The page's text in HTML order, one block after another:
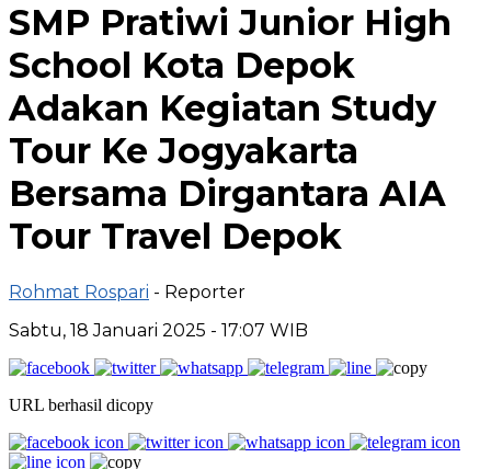
SMP Pratiwi Junior High
School Kota Depok
Adakan Kegiatan Study
Tour Ke Jogyakarta
Bersama Dirgantara AIA
Tour Travel Depok
Rohmat Rospari - Reporter
Sabtu, 18 Januari 2025 - 17:07 WIB
URL berhasil dicopy